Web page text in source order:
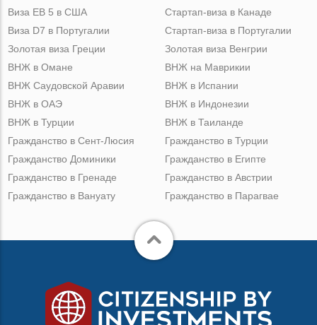
Виза ЕВ 5 в США
Виза D7 в Португалии
Золотая виза Греции
Стартап-виза в Канаде
Стартап-виза в Португалии
Золотая виза Венгрии
ВНЖ в Омане
ВНЖ Саудовской Аравии
ВНЖ в ОАЭ
ВНЖ в Турции
ВНЖ на Маврикии
ВНЖ в Испании
ВНЖ в Индонезии
ВНЖ в Таиланде
Гражданство в Сент-Люсия
Гражданство Доминики
Гражданство в Гренаде
Гражданство в Вануату
Гражданство в Турции
Гражданство в Египте
Гражданство в Австрии
Гражданство в Парагвае